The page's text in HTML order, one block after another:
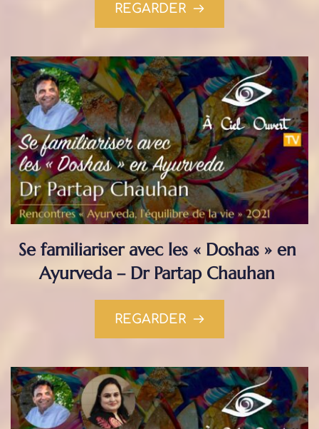
REGARDER
Se familiariser avec les « Doshas » en
Ayurveda – Dr Partap Chauhan
REGARDER